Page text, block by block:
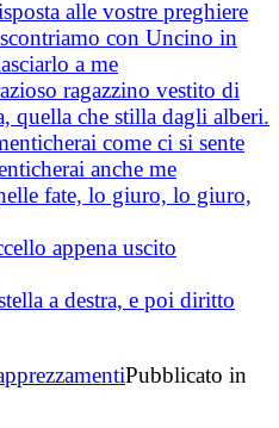
alle vostre preghiere
con Uncino in
a me
ragazzino vestito di
quella che stilla dagli alberi.
come ci si sente
anche me
fate, lo giuro, lo giuro,
appena uscito
a destra, e poi diritto
Pubblicato in